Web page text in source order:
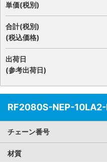
単価(税別)
合計(税別)
(税込価格)
出荷日
(参考出荷日)
RF2080S-NEP-10LA2-
チェーン番号
材質